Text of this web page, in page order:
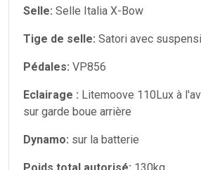
Selle: Selle Italia X-Bow
Tige de selle: Satori avec
Pédales: VP856
Eclairage : Litemoove 110Lux à
sur garde boue arrière
Dynamo: sur la batterie